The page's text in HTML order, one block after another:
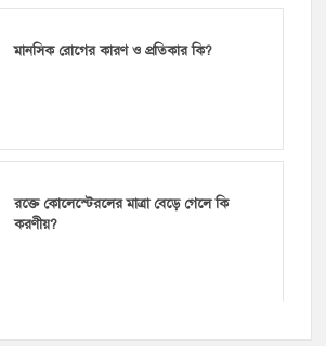
মানসিক রোগের কারণ ও প্রতিকার কি?
রক্তে কোলেস্টেরলের মাত্রা বেড়ে গেলে কি
করণীয়?